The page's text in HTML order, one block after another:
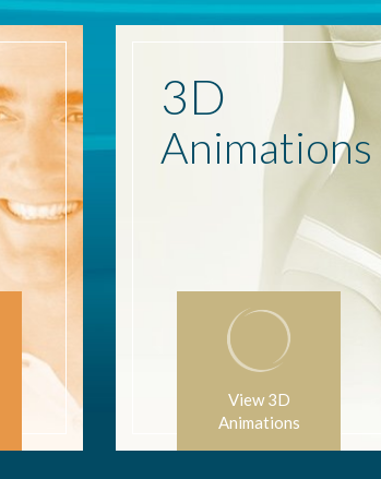
3D
Animations
View 3D
Animations